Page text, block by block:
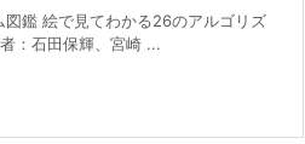
図鑑 絵で見てわかる26のアルゴリズ
：石田保輝、宮崎 ...